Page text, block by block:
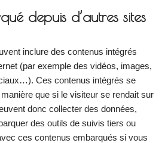
depuis d’autres sites
inclure des contenus intégrés
(par exemple des vidéos, images,
Ces contenus intégrés se
que si le visiteur se rendait sur
donc collecter des données,
des outils de suivis tiers ou
ces contenus embarqués si vous